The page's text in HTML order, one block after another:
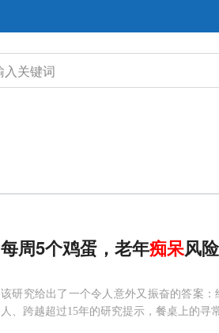
每周5个鸡蛋，老年痴呆风
该研究给出了一个令人意外又振奋的答案
人、跨越超过15年的研究提示，餐桌上的寻